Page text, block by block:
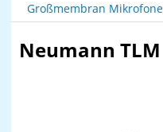
Großmembran Mikrofone
Neumann